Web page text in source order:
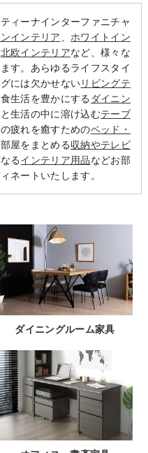
ィーナインターファニチャ
インテリア
ホワイトイン
北欧インテリアなど、様々な
す。あらゆるライフスタイ
には欠かせないリビングテ
生活を豊かにする ダイニン
生活の中に溶け込むテーブ
の疲れを癒すためのベッド・
屋をまとめる収納やテレビ
るインテリア用品などお部
ネートいたします。
ダイニングルーム家具